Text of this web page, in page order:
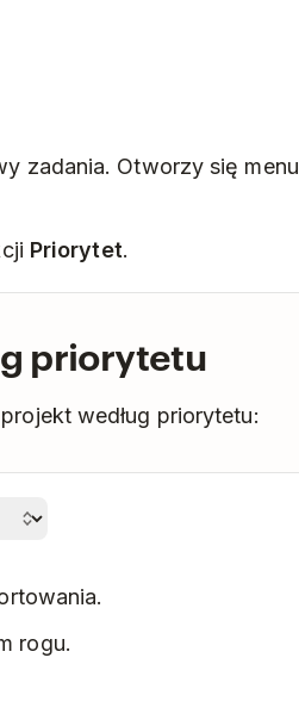
zadania. Otworzy się menu
Priorytet.
priorytetu
według priorytetu:
rogu.